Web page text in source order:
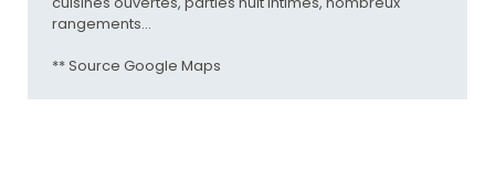
rangements...
** Source Google Maps